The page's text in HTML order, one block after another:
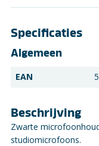
Specificaties
Algemeen
EAN
Beschrijving
Zwarte
studiomicrofoons.